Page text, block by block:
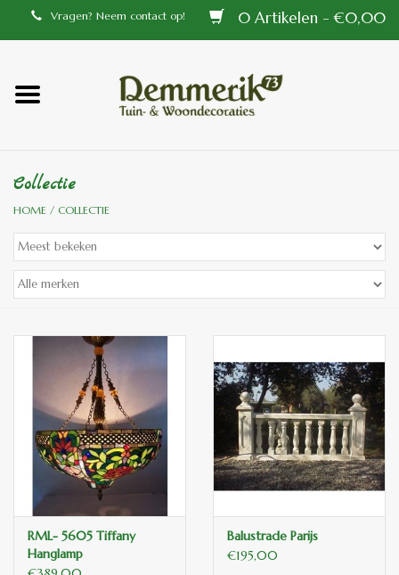
Vragen? Neem contact op! 0 Artikelen - €0,00
Home
Tuindecoraties
buitenlampen
Bronzen beelden voor
binnen en of buiten.
ANTIEK , Curiosa en
Replica's
Cadeau artikelen
Collectie
HOME / COLLECTIE
RML- 5605 Tiffany
Hanglamp
Balustrade Parijs
€195,00